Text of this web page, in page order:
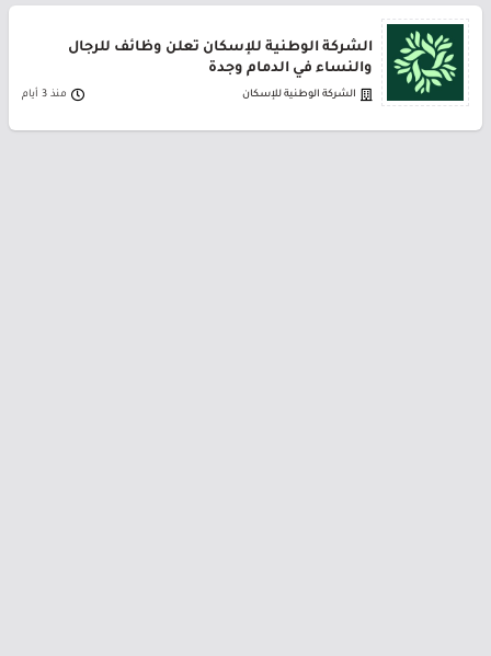
الشركة الوطنية للإسكان تعلن وظائف للرجال
والنساء في الدمام وجدة
الشركة الوطنية للإسكان منذ 3 أيام